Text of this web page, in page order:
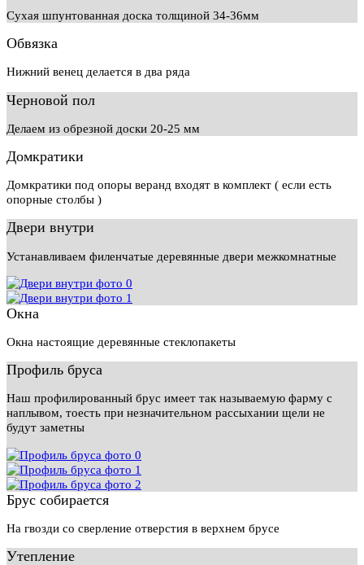
Сухая шпунтованная доска толщиной 34-36мм
Обвязка
Нижний венец делается в два ряда
Черновой пол
Делаем из обрезной доски 20-25 мм
Домкратики
Домкратики под опоры веранд входят в комплект ( если есть
опорные столбы )
Двери внутри
Устанавливаем филенчатые деревянные двери межкомнатные
Окна
Окна настоящие деревянные стеклопакеты
Профиль бруса
Наш профилированный брус имеет так называемую фарму с
наплывом, тоесть при незначительном рассыхании щели не
будут заметны
Брус собирается
На гвозди со сверление отверстия в верхнем брусе
Утепление